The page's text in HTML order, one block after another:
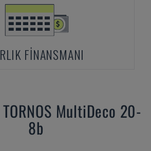
FINANSMANI
TORNOS MultiDeco 20-
8b